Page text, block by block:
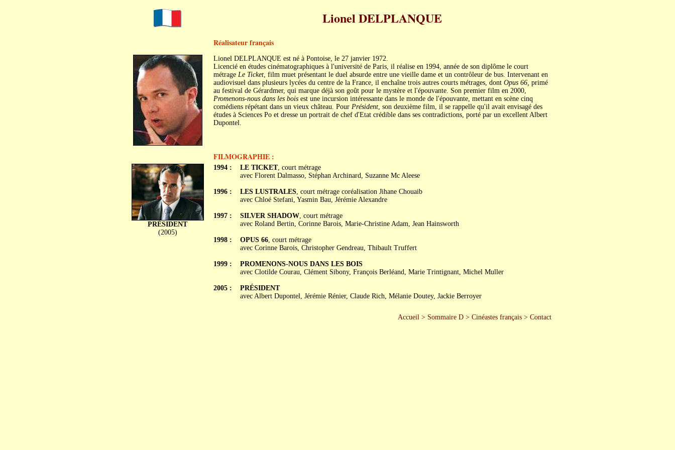
Lionel DELPLANQUE
Réalisateur français
Lionel DELPLANQUE est né à Pontoise, le 27 janvier 1972.
Licencié en études cinématographiques à l'université de Paris, il réalise en 1994, année de son diplôme le court
métrage Le Ticket, film muet présentant le duel absurde entre une vieille dame et un contrôleur de bus. Intervenant en
audiovisuel dans plusieurs lycées du centre de la France, il enchaîne trois autres courts métrages, dont Opus 66, primé
au festival de Gérardmer, qui marque déjà son goût pour le mystère et l'épouvante. Son premier film en 2000,
Promenons-nous dans les boisest une incursion intéressante dans le monde de l'épouvante, mettant en scène cinq
comédiens répétant dans un vieux château. Pour Président, son deuxième film, il se rappelle qu'il avait envisagé des
études à Sciences Po et dresse un portrait de chef d'Etat crédible dans ses contradictions, porté par un excellent Albert
Dupontel.
FILMOGRAPHIE :
PRÉSIDENT
(2005)
1994 :
1996 :
1997 :
1998 :
1999 :
2005 :
LE TICKET, court métrage
avec Florent Dalmasso, Stéphan Archinard, Suzanne Mc Aleese
LES LUSTRALES, court métrage coréalisation Jihane Chouaib
avec Chloé Stefani, Yasmin Bau, Jérémie Alexandre
SILVER SHADOW, court métrage
avec Roland Bertin, Corinne Barois, Marie-Christine Adam, Jean Hainsworth
OPUS 66, court métrage
avec Corinne Barois, Christopher Gendreau, Thibault Truffert
PROMENONS-NOUS DANS LES BOIS
avec Clotilde Courau, Clément Sibony, François Berléand, Marie Trintignant, Michel Muller
PRÉSIDENT
avec Albert Dupontel, Jérémie Rénier, Claude Rich, Mélanie Doutey, Jackie Berroyer
Accueil> Sommaire D> Cinéastes français> Contact